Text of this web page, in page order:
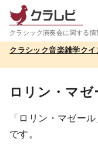
テ
ツ
クラシック演奏会に関する情
クラシック音楽雑学ク
ロリン・マゼ
「ロリン・マゼー
です。